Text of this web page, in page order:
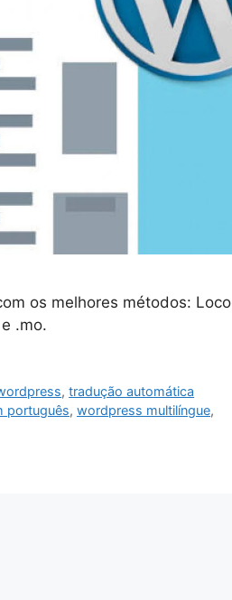
os melhores métodos: Loco
.mo.
,tradução automática
português, wordpress multilíngue,